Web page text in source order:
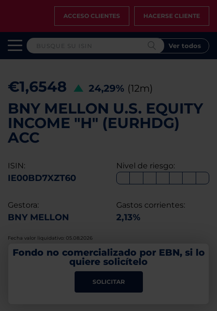
ACCESO CLIENTES HACERSE CLIENTE
Ver todos
€1,6548 24,29% (12m)
BNY MELLON U.S. EQUITY
INCOME "H" (EURHDG)
ACC
ISIN:
IE00BD7XZT60
Nivel de riesgo:
Gestora:
BNY MELLON
Gastos corrientes:
2,13%
Fecha valor liquidativo: 05.08.2026
Fondo no comercializado por EBN, si lo
quiere solicítelo
SOLICITAR